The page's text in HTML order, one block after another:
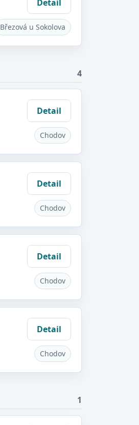
Detail
Březová u Sokolova
4
Detail
Chodov
Detail
Chodov
Detail
Chodov
Detail
Chodov
1